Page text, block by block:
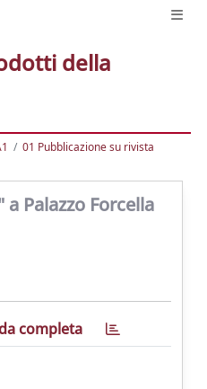
della
01 Pubblicazione su rivista
Palazzo Forcella
completa